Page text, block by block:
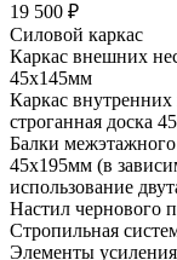
19 500 ₽
Силовой каркас
Каркас внешних
45х145мм
Каркас
строганная доска
Балки межэтажного
45х195мм (в
использование
Настил чернового
Стропильная
Элементы